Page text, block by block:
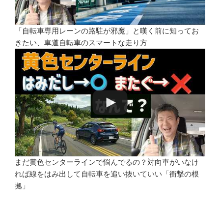
「自転車専用レーンの路駐が邪魔」と嘆く前に知ってお
きたい、車道自転車のスマートな走り方
まだ黄色センターラインで悩んでるの？対向車がいなけ
れば線をはみ出して自転車を追い抜いていい「衝撃の根
拠」